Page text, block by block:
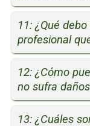
11: ¿Qué
profesional
12: ¿Cómo
no sufra
13: ¿Cuáles